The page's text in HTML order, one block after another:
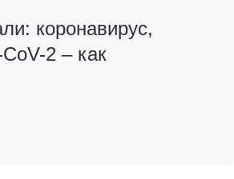
коронавирус,
2 – как